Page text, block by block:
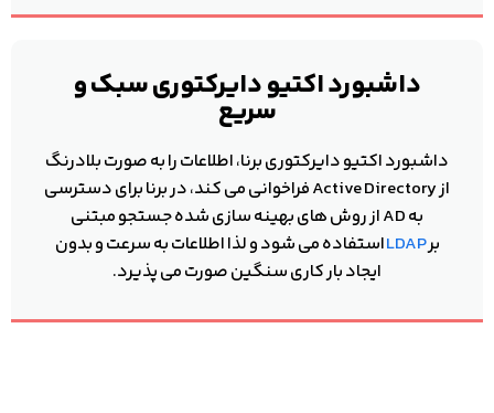
داشبورد اکتیو دایرکتوری سبک و
سریع
داشبورد اکتیو دایرکتوری برنا، اطلاعات را به صورت بلادرنگ
از Active Directory فراخوانی می کند، در برنا برای دسترسی
به AD از روش های بهینه سازی شده جستجو مبتنی
برLDAPاستفاده می شود و لذا اطلاعات به سرعت و بدون
ایجاد بار کاری سنگین صورت می پذیرد.